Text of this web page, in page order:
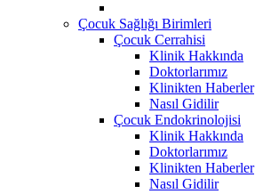
Çocuk Sağlığı Birimleri
Çocuk Cerrahisi
Klinik Hakkında
Doktorlarımız
Klinikten Haberler
Nasıl Gidilir
Çocuk Endokrinolojisi
Klinik Hakkında
Doktorlarımız
Klinikten Haberler
Nasıl Gidilir